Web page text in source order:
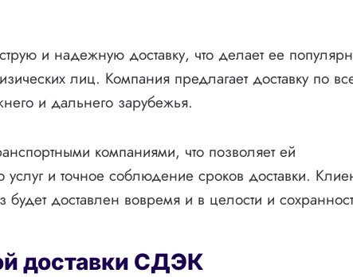
и надежную доставку, что делает ее
лиц. Компания предлагает доставку по
и дальнего зарубежья.
компаниями, что позволяет ей
услуг и точное соблюдение сроков доставки.
будет доставлен вовремя и в целости и
доставки СДЭК